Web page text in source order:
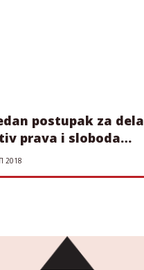
postupak za dela
prava i sloboda
2018